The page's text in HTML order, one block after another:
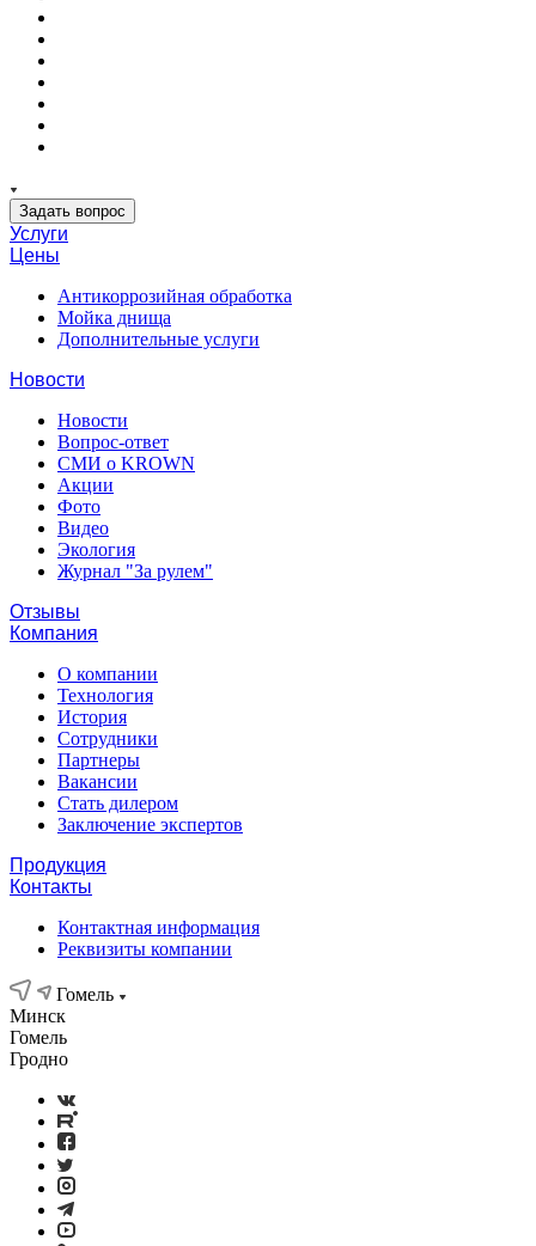
Задать вопрос
Услуги
Цены
Антикоррозийная обработка
Мойка днища
Дополнительные услуги
Новости
Новости
Вопрос-ответ
СМИ о KROWN
Акции
Фото
Видео
Экология
Журнал "За рулем"
Отзывы
Компания
О компании
Технология
История
Сотрудники
Партнеры
Вакансии
Стать дилером
Заключение экспертов
Продукция
Контакты
Контактная информация
Реквизиты компании
Гомель
Минск
Гомель
Гродно